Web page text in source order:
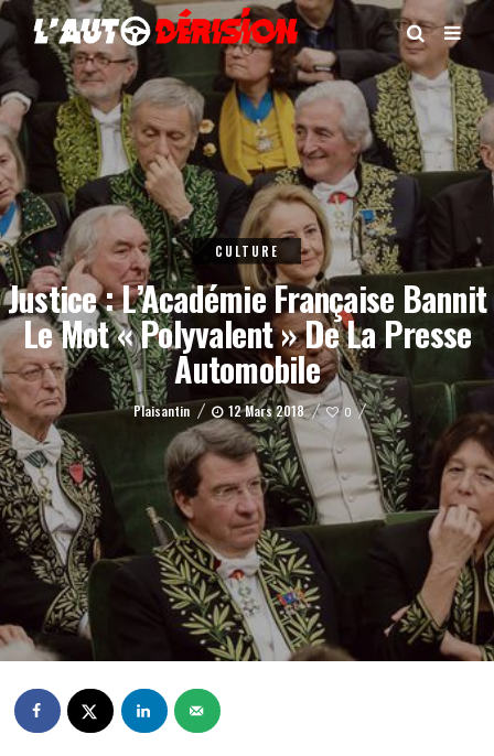
CULTURE
Justice : L’Académie Française Bannit
Le Mot « Polyvalent » De La Presse
Automobile
Plaisantin 12 Mars 2018 0